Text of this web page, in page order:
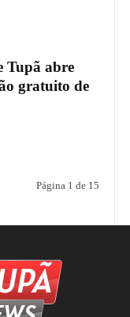
Tupã abre
gratuito de
Página 1 de 15